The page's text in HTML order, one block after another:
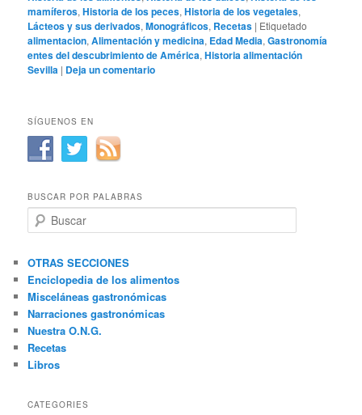
mamíferos,Historia de los peces,Historia de los vegetales,
Lácteos y sus derivados,Monográficos, Recetas | Etiquetado
alimentacion,Alimentación y medicina, Edad Media,Gastronomía
entes del descubrimiento de América,Historia alimentación
Sevilla | Deja un comentario
SÍGUENOS EN
BUSCAR POR PALABRAS
u
c
a
r
OTRAS SECCIONES
Enciclopedia de los alimentos
Misceláneas gastronómicas
Narraciones gastronómicas
Nuestra O.N.G.
Recetas
Libros
CATEGORIES